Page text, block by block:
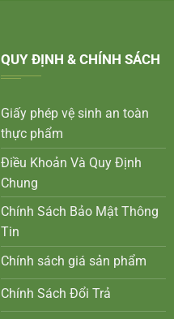
QUY ĐỊNH & CHÍNH SÁCH
Giấy phép vệ sinh an toàn
thực phẩm
Điều Khoản Và Quy Định
Chung
Chính Sách Bảo Mật Thông
Tin
Chính sách giá sản phẩm
Chính Sách Đổi Trả